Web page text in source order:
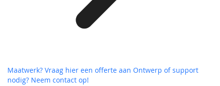
Maatwerk? Vraag hier een offerte aan Ontwerp of support
nodig? Neem contact op!